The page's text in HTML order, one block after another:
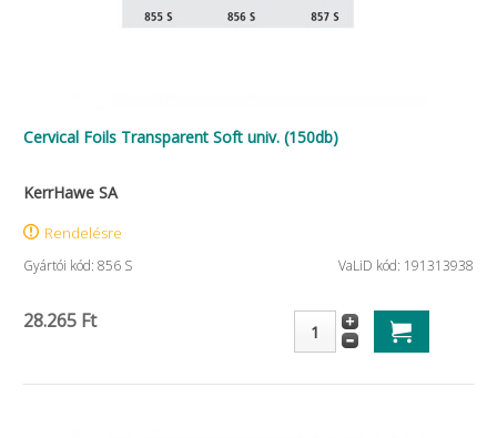
Cervical Foils Transparent Soft univ. (150db)
KerrHawe SA
Rendelésre
Gyártói kód: 856 S VaLiD kód: 191313938
28.265 Ft